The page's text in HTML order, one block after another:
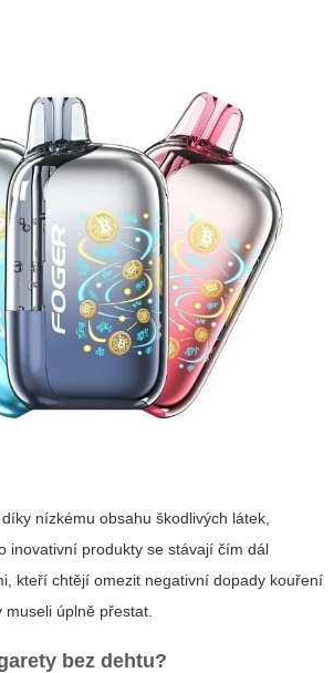
nízkému obsahu škodlivých látek,
inovativní produkty se stávají čím dál
kteří chtějí omezit negativní dopady kouření
museli úplně přestat.
bez dehtu?